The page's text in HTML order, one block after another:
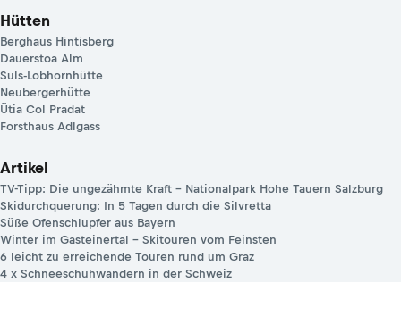
Hütten
Berghaus Hintisberg
Dauerstoa Alm
Suls-Lobhornhütte
Neubergerhütte
Ütia Col Pradat
Forsthaus Adlgass
Artikel
TV-Tipp: Die ungezähmte Kraft – Nationalpark Hohe Tauern Salzburg
Skidurchquerung: In 5 Tagen durch die Silvretta
Süße Ofenschlupfer aus Bayern
Winter im Gasteinertal – Skitouren vom Feinsten
6 leicht zu erreichende Touren rund um Graz
4 x Schneeschuhwandern in der Schweiz